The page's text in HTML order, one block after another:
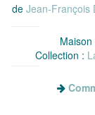
de Jean-François
Collection :